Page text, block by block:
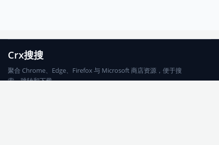
Crx搜搜
聚合 Chrome、Edge、Firefox 与 Microsoft 商店资源，便于搜
索、跳转和下载。